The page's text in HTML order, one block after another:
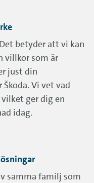
betyder att vi kan
villkor som är
just din
Vi vet vad
ger dig en
idag.
samma familj som